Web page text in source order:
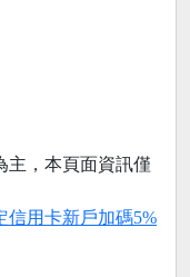
主，本頁面資訊僅
信用卡新戶加碼5%